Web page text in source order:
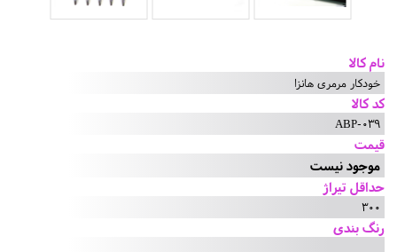
نام کالا
خودکار مرمری هانزا
کد کالا
ABP-039
قیمت
موجود نیست
حداقل تیراژ
300
رنگ بندی